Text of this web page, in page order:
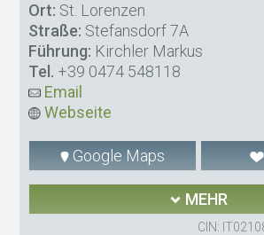
Ort: St. Lorenzen
Straße: Stefansdorf 7A
Führung: Kirchler Markus
Tel. +39 0474 548118
Email
Webseite
Google Maps
MEHR
CIN: